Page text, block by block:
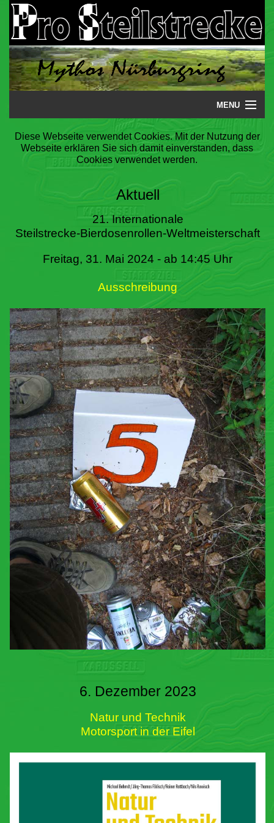
MENU
Startseite
Steilstrecke
Literatur
Termine
Diese Webseite verwendet Cookies. Mit der Nutzung der
Webseite erklären Sie sich damit einverstanden, dass
Cookies verwendet werden.
Aktuell
21. Internationale
Steilstrecke-Bierdosenrollen-Weltmeisterschaft
Freitag, 31. Mai 2024 - ab 14:45 Uhr
Ausschreibung
6. Dezember 2023
Natur und Technik
Motorsport in der Eifel